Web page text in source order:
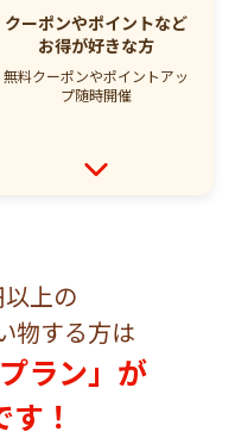
クーポンやポイントなど
お得が好きな方
無料クーポンやポイントアッ
プ随時開催
上の
物する方は
ラン」が
！